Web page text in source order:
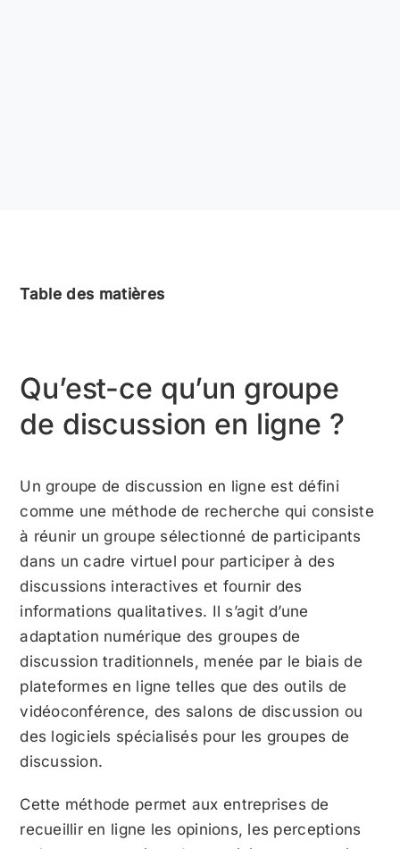
Table des matières
Qu’est-ce qu’un groupe
de discussion en ligne ?
Un groupe de discussion en ligne est défini
comme une méthode de recherche qui consiste
à réunir un groupe sélectionné de participants
dans un cadre virtuel pour participer à des
discussions interactives et fournir des
informations qualitatives. Il s’agit d’une
adaptation numérique des groupes de
discussion traditionnels, menée par le biais de
plateformes en ligne telles que des outils de
vidéoconférence, des salons de discussion ou
des logiciels spécialisés pour les groupes de
discussion.
Cette méthode permet aux entreprises de
recueillir en ligne les opinions, les perceptions